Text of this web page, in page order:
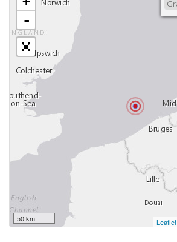
-
50 km Leaflet